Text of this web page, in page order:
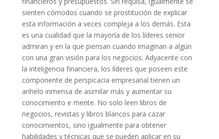
sienten cómodos cuando se prostitución de explicar
esta información a veces compleja a los demás. Esta
es una cualidad que la mayoría de los líderes senior
admiran y en la que piensan cuando imaginan a algún
con una gran visión para los negocios. Adyacente con
la inteligencia financiera, los líderes que poseen este
componente de perspicacia empresarial tienen un
anhelo inmensa de asimilar más y aumentar su
conocimiento e mente. No solo leen libros de
negocios, revistas y libros blancos para cazar
conocimientos, sino igualmente para obtener
habilidades y técnicas que se pueden aplicar en su